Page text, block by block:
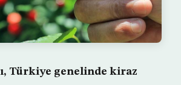
Türkiye genelinde kiraz